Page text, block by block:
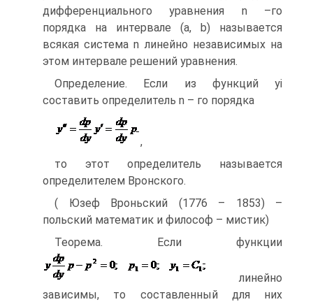
дифференциального уравнения n –го
порядка на интервале (a, b) называется
всякая система n линейно независимых на
этом интервале решений уравнения.
Определение. Если из функций yi
составить определитель n – го порядка
,
то этот определитель называется
определителем Вронского.
( Юзеф Вроньский (1776 – 1853) –
польский математик и философ – мистик)
Теорема. Если функции
линейно
зависимы, то составленный для них